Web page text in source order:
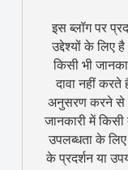
इस ब्लॉग पर
उद्देश्यों के लिए
किसी भी
दावा नहीं
अनुसरण करने से
जानकारी में
उपलब्धता के
के प्रदर्शन या